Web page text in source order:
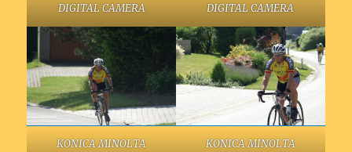
DIGITAL CAMERA
DIGITAL CAMERA
KONICA MINOLTA
KONICA MINOLTA